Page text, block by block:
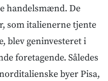
handelsmænd. De
som italienerne tjente
blev geninvesteret i
foretagende. Således
byer Pisa,